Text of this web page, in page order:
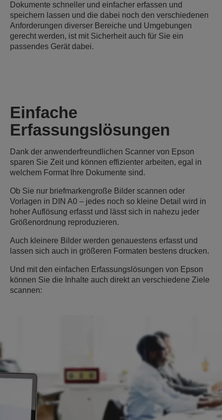
Dokumente schneller und einfacher erfassen und
speichern lassen und die dabei noch den verschiedenen
Anforderungen diverser Bereiche und Umgebungen
gerecht werden, ist mit Sicherheit auch für Sie ein
passendes Gerät dabei.
Einfache
Erfassungslösungen
Dank der anwenderfreundlichen Scanner von Epson
sparen Sie Zeit und können effizienter arbeiten, egal in
welchem Format Ihre Dokumente sind.
Ob Sie nur briefmarkengroße Bilder scannen oder
Vorlagen in DIN A0 – jedes noch so kleine Detail wird in
hoher Auflösung erfasst und lässt sich in nahezu jeder
Größenordnung reproduzieren.
Auch kleinere Bilder werden genauestens erfasst und
lassen sich auch in größeren Formaten bestens drucken.
Und mit den einfachen Erfassungslösungen von Epson
können Sie die Inhalte auch direkt an verschiedene Ziele
scannen: